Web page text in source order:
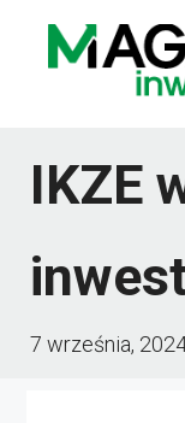
Przejdź
IKZE
7 września,